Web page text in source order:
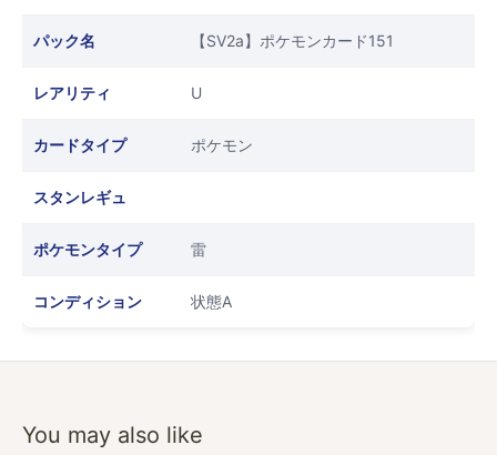
パック名 【SV2a】ポケモンカード151
レアリティ U
カードタイプ ポケモン
スタンレギュ
ポケモンタイプ 雷
コンディション 状態A
You may also like